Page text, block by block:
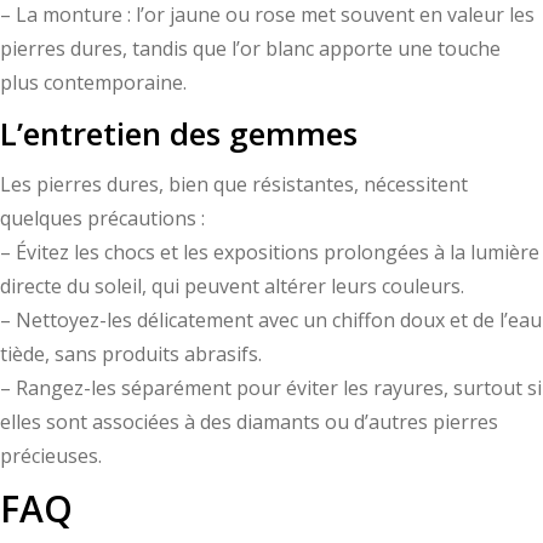
– La monture : l’or jaune ou rose met souvent en valeur les
pierres dures, tandis que l’or blanc apporte une touche
plus contemporaine.
L’entretien des gemmes
Les pierres dures, bien que résistantes, nécessitent
quelques précautions :
– Évitez les chocs et les expositions prolongées à la lumière
directe du soleil, qui peuvent altérer leurs couleurs.
– Nettoyez-les délicatement avec un chiffon doux et de l’eau
tiède, sans produits abrasifs.
– Rangez-les séparément pour éviter les rayures, surtout si
elles sont associées à des diamants ou d’autres pierres
précieuses.
FAQ